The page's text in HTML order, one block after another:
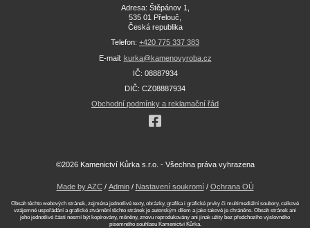
Adresa: Štěpánov 1,
535 01 Přelouč,
Česká republika
Telefon: +420 775 337 383
E-mail: kurka@kamenovyroba.cz
IČ: 08887934
DIČ: CZ08887934
Obchodní podmínky a reklamační řád
©2026 Kamenictví Kůrka s.r.o. - Všechna práva vyhrazena
Made by AZC/ Admin/ Nastavení soukromí/ Ochrana OÚ
Obsah těchto webových stránek, zejména jednotlivé texty, obrázky, grafika i grafické prvky či multimediální soubory, celkové
vzájemné uspořádání a grafické ztvárnění těchto stránek je autorským dílem a jako takové je chráněno. Obsah stránek ani
jeho jednotlivé části nesmí být kopírovány, měněny, znovu reprodukovány ani jinak užity bez předchozího výslovného
písemného souhlasu Kamenictví Kůrka.